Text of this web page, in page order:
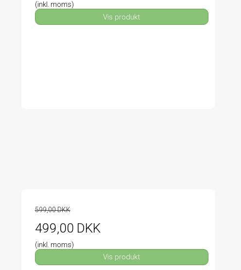
(inkl. moms)
Vis produkt
599,00 DKK
499,00 DKK
(inkl. moms)
Vis produkt